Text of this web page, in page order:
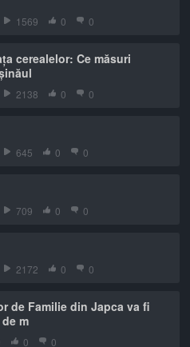
1569 0 0
cerealelor: Ce măsuri
2138 0 0
645 0 0
709 0 0
2172 0 0
de Familie din Japca va fi
m
0 0